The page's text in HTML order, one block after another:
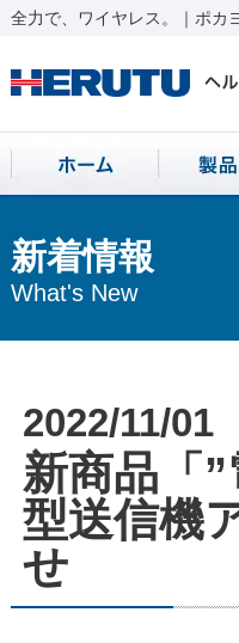
全力で、ワイヤレス。｜ポカ
新着情報
What's New
2022/11/01
新商品「
型送信機
せ